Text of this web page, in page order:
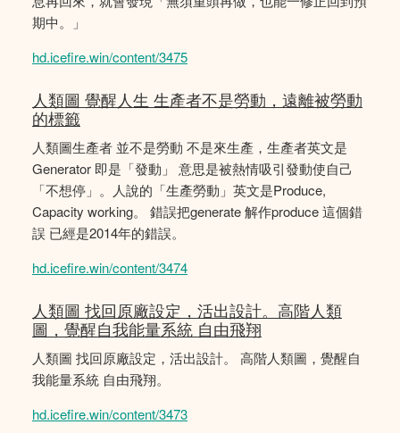
期中。」
hd.icefire.win/content/3475
人類圖 覺醒人生 生產者不是勞動，遠離被勞動
的標籤
人類圖生產者 並不是勞動 不是來生產，生產者英文是
Generator 即是「發動」 意思是被熱情吸引發動使自己
「不想停」。人說的「生產勞動」英文是Produce,
Capacity working。 錯誤把generate 解作produce 這個錯
誤 已經是2014年的錯誤。
hd.icefire.win/content/3474
人類圖 找回原廠設定，活出設計。高階人類
圖，覺醒自我能量系統 自由飛翔
人類圖 找回原廠設定，活出設計。 高階人類圖，覺醒自
我能量系統 自由飛翔。
hd.icefire.win/content/3473